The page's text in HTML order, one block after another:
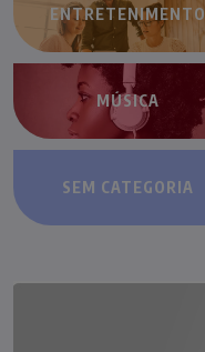
ENTRETENIMENTO
MÚSICA
SEM CATEGORIA